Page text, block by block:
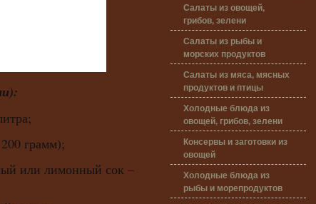
грамм);
или лимонный сок –
Салаты из овощей,
грибов, зелени
Салаты из рыбы и
морских продуктов
Салаты из мяса, мясных
продуктов и птицы
Холодные блюда из
овощей, грибов, зелени
Консервы и заготовки из
овощей
Холодные блюда из
рыбы и морепродуктов